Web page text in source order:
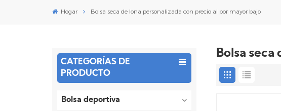
Hogar Bolsa seca de lona personalizada con precio al por mayor bajo
CATEGORÍAS DE
PRODUCTO
Bolsa deportiva
Bolsa